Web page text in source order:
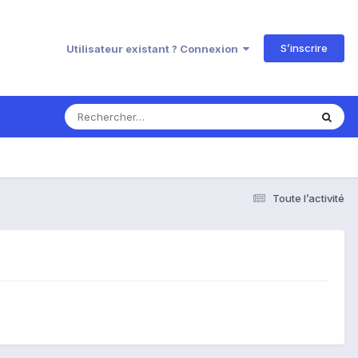
Utilisateur existant ? Connexion S’inscrire
Toute l’activité